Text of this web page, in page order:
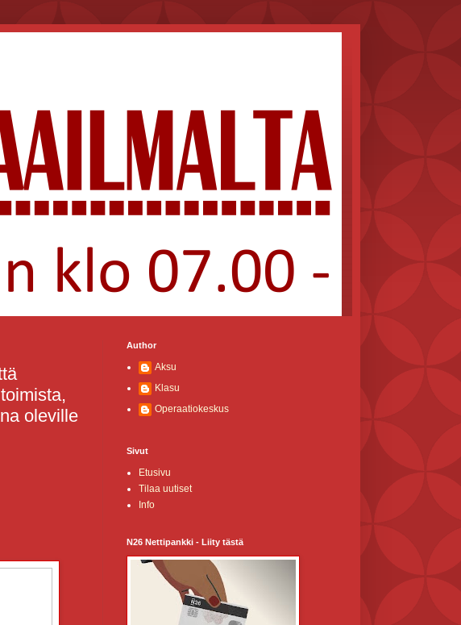
oleville
Author
Aksu
Klasu
Operaatiokeskus
Sivut
Etusivu
Tilaa uutiset
Info
N26 Nettipankki - Liity tästä